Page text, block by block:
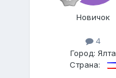
Новичок
4
Город:Ялта
Страна: